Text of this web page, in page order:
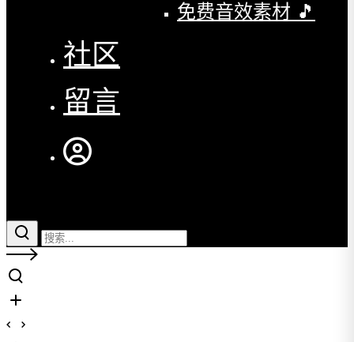
免费音效素材 🎵
社区
留言